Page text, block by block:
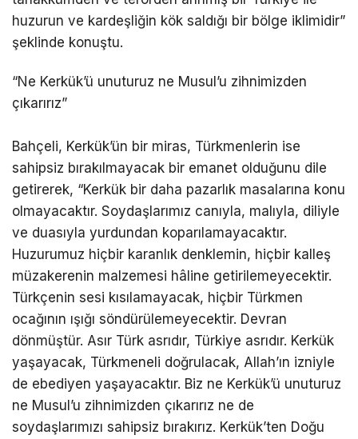
huzurun ve kardeşliğin kök saldığı bir bölge iklimidir”
şeklinde konuştu.
“Ne Kerkük’ü unuturuz ne Musul’u zihnimizden
çıkarırız”
Bahçeli, Kerkük’ün bir miras, Türkmenlerin ise
sahipsiz bırakılmayacak bir emanet olduğunu dile
getirerek, “Kerkük bir daha pazarlık masalarına konu
olmayacaktır. Soydaşlarımız canıyla, malıyla, diliyle
ve duasıyla yurdundan koparılamayacaktır.
Huzurumuz hiçbir karanlık denklemin, hiçbir kalleş
müzakerenin malzemesi hâline getirilemeyecektir.
Türkçenin sesi kısılamayacak, hiçbir Türkmen
ocağının ışığı söndürülemeyecektir. Devran
dönmüştür. Asır Türk asrıdır, Türkiye asrıdır. Kerkük
yaşayacak, Türkmeneli doğrulacak, Allah’ın izniyle
de ebediyen yaşayacaktır. Biz ne Kerkük’ü unuturuz
ne Musul’u zihnimizden çıkarırız ne de
soydaşlarımızı sahipsiz bırakırız. Kerkük’ten Doğu